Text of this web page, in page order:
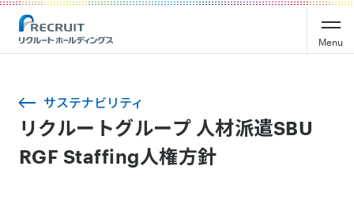
Menu
サステナビリティ
リクルートグループ 人材派遣SBU
RGF Staffing人権方針